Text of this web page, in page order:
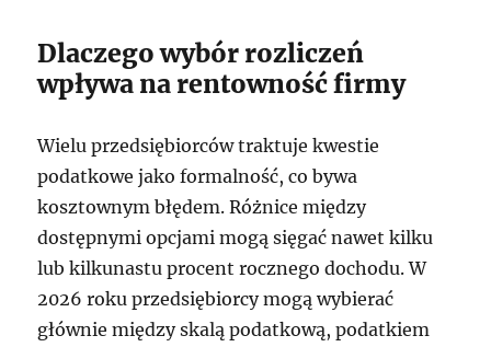
Dlaczego wybór rozliczeń
wpływa na rentowność firmy
Wielu przedsiębiorców traktuje kwestie
podatkowe jako formalność, co bywa
kosztownym błędem. Różnice między
dostępnymi opcjami mogą sięgać nawet kilku
lub kilkunastu procent rocznego dochodu. W
2026 roku przedsiębiorcy mogą wybierać
głównie między skalą podatkową, podatkiem